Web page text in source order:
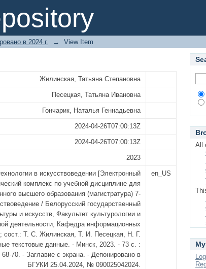
в искусствоведении
в 2024 г. → View Item
Жилинская, Татьяна Степановна
Песецкая, Татьяна Ивановна
Гончарик, Наталья Геннадьевна
2024-04-26T07:00:13Z
2024-04-26T07:00:13Z
2023
в искусствоведении [Электронный
комплекс по учебной дисциплине для
высшего образования (магистратура) 7-
/ Белорусский государственный
и искусств, Факультет культурологии и
деятельности, Кафедра информационных
; сост.: Т. С. Жилинская, Т. И. Песецкая, Н. Г.
текстовые данные. - Минск, 2023. - 73 с. :
70. - Заглавие с экрана. - Депонировано в
БГУКИ 25.04.2024, № 090025042024.
en_US
All